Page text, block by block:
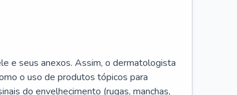
e seus anexos. Assim, o dermatologista
o uso de produtos tópicos para
do envelhecimento (rugas, manchas,